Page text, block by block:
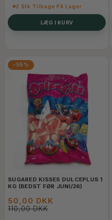
2 Stk Tilbage På Lager
LÆG I KURV
-55%
SUGARED KISSES DULCEPLUS 1
KG (BEDST FØR JUNI/26)
50,00 DKK
110,00 DKK